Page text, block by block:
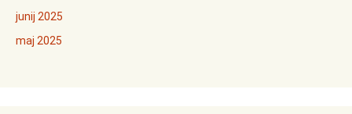
junij 2025
maj 2025